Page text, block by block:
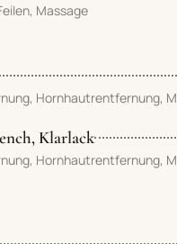
Massage
Hornhautrentfernung,
Klarlack
Hornhautrentfernung,